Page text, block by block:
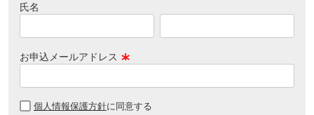
氏名
お申込メールアドレス
須
個人情報保護方針に同意する